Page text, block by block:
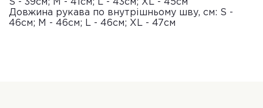
S - 39см; M - 41см; L - 43см; XL - 45см
Довжина рукава по внутрішньому шву, см: S -
46см; M - 46см; L - 46см; XL - 47см